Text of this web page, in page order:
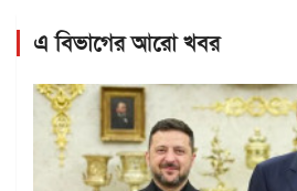
এ বিভাগের আরো খবর